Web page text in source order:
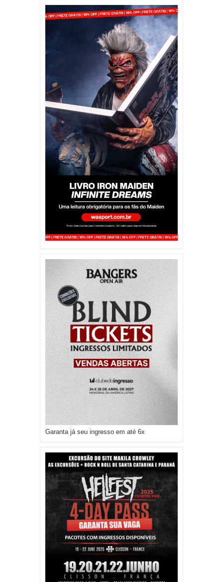
Garanta já seu ingresso em até 6x